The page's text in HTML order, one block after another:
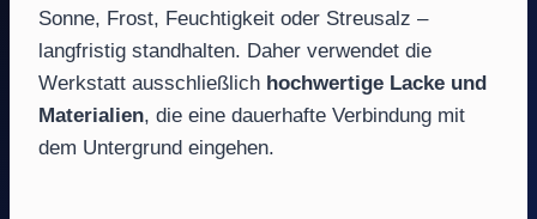
Sonne, Frost, Feuchtigkeit oder Streusalz –
langfristig standhalten. Daher verwendet die
Werkstatt ausschließlich hochwertige Lacke und
Materialien, die eine dauerhafte Verbindung mit
dem Untergrund eingehen.